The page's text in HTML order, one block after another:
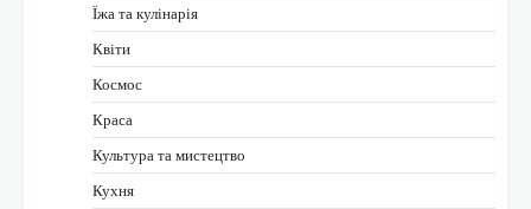
Їжа та кулінарія
Квіти
Космос
Краса
Культура та мистецтво
Кухня